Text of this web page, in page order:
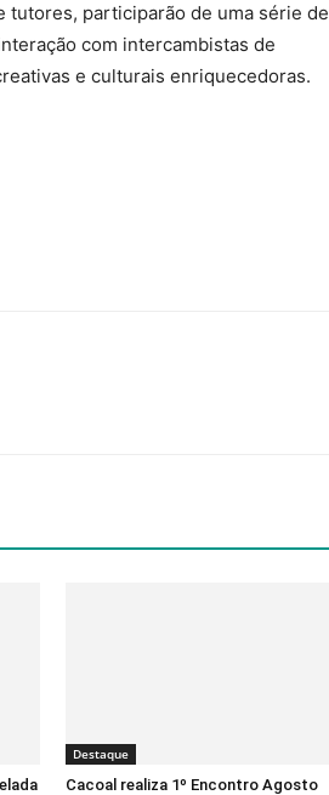
tutores, participarão de uma série de
com intercambistas de
e culturais enriquecedoras.
Destaque
Cacoal realiza 1º Encontro Agosto